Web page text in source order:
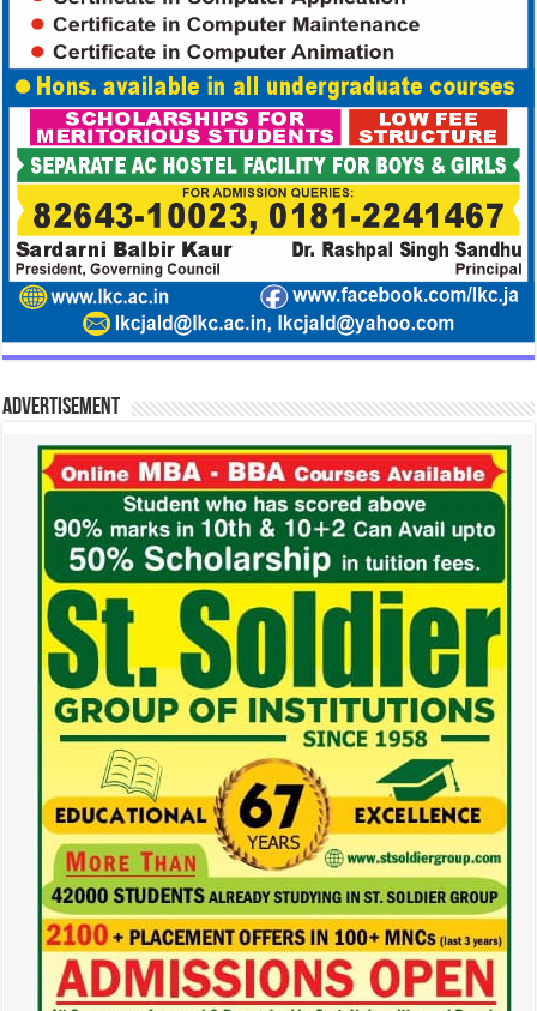
Advertisement